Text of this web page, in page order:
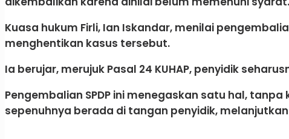
Kuasa hukum Firli, Ian Iskandar, menilai
menghentikan kasus tersebut.
Ia berujar, merujuk Pasal 24 KUHAP, penyidik
Pengembalian SPDP ini menegaskan satu hal,
sepenuhnya berada di tangan penyidik,